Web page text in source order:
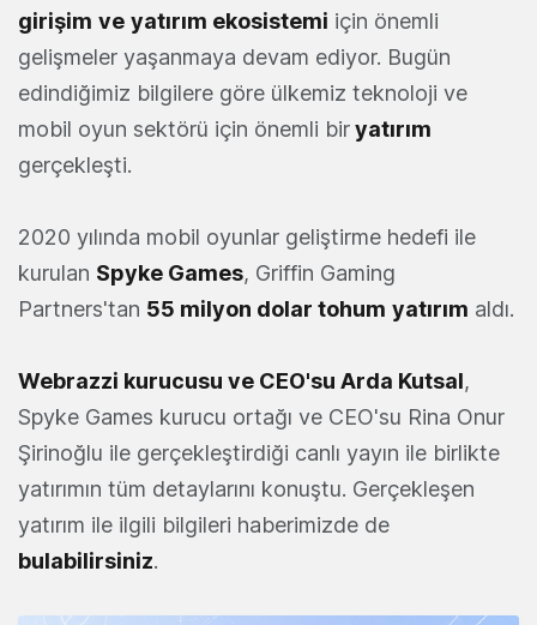
girişim ve yatırım ekosistemi için önemli
gelişmeler yaşanmaya devam ediyor. Bugün
edindiğimiz bilgilere göre ülkemiz teknoloji ve
mobil oyun sektörü için önemli biryatırım
gerçekleşti.
2020 yılında mobil oyunlar geliştirme hedefi ile
kurulan Spyke Games, Griffin Gaming
Partners'tan 55 milyon dolar tohum yatırım aldı.
Webrazzi kurucusu ve CEO'su Arda Kutsal,
Spyke Games kurucu ortağı ve CEO'su Rina Onur
Şirinoğlu ile gerçekleştirdiği canlı yayın ile birlikte
yatırımın tüm detaylarını konuştu. Gerçekleşen
yatırım ile ilgili bilgileri haberimizde de
bulabilirsiniz.